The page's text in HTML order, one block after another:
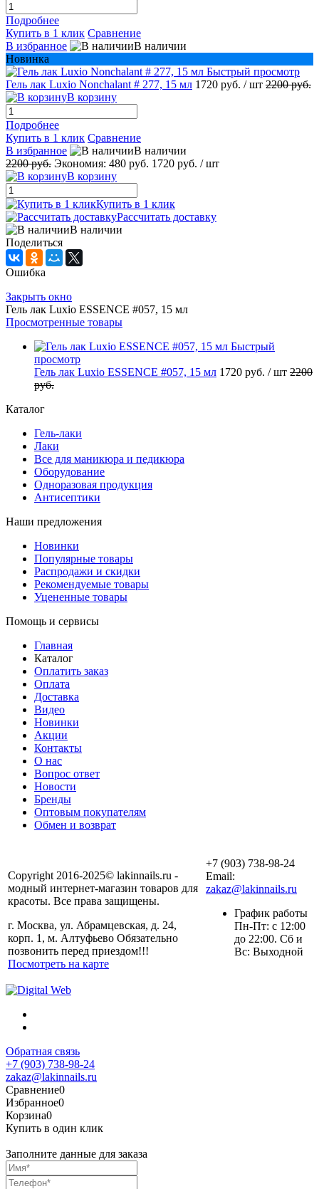
Подробнее
Купить в 1 клик Сравнение
В избранное
В наличии
Новинка
Быстрый просмотр
Гель лак Luxio Nonchalant # 277, 15 мл 1720 руб. / шт 2200 руб.
В корзину
Подробнее
Купить в 1 клик Сравнение
В избранное
В наличии
2200 руб. Экономия: 480 руб. 1720 руб. / шт
В корзину
Купить в 1 клик
Рассчитать доставку
В наличии
Поделиться
Ошибка
Закрыть окно
Гель лак Luxio ESSENCE #057, 15 мл
Просмотренные товары
Быстрый
просмотр
Гель лак Luxio ESSENCE #057, 15 мл 1720 руб. / шт 2200
руб.
Каталог
Гель-лаки
Лаки
Все для маникюра и педикюра
Оборудование
Одноразовая продукция
Антисептики
Наши предложения
Новинки
Популярные товары
Распродажи и скидки
Рекомендуемые товары
Уцененные товары
Помощь и сервисы
Главная
Каталог
Оплатить заказ
Оплата
Доставка
Видео
Новинки
Акции
Контакты
О нас
Вопрос ответ
Новости
Бренды
Оптовым покупателям
Обмен и возврат
Copyright 2016-2025© lakinnails.ru -
модный интернет-магазин товаров для
красоты. Все права защищены.
г. Москва, ул. Абрамцевская, д. 24,
корп. 1, м. Алтуфьево Обязательно
позвонить перед приездом!!!
Посмотреть на карте
+7 (903) 738-98-24
Email:
zakaz@lakinnails.ru
График работы
Пн-Пт: с 12:00
до 22:00. Сб и
Вс: Выходной
Обратная связь
+7 (903) 738-98-24
zakaz@lakinnails.ru
Сравнение0
Избранное0
Корзина0
Купить в один клик
Заполните данные для заказа